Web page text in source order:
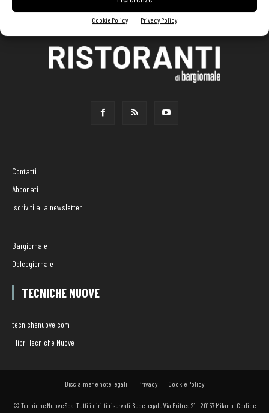
Cookie Policy Privacy Policy
Contatti
Abbonati
Iscriviti alla newsletter
Bargiornale
Dolcegiornale
TECNICHE NUOVE
tecnichenuove.com
I libri Tecniche Nuove
Disclaimer e note legali Privacy Cookie Policy
© Tecniche Nuove Spa. Tutti i diritti riservati. Sede legale Via Eritrea 21 - 20157 Milano | Codice